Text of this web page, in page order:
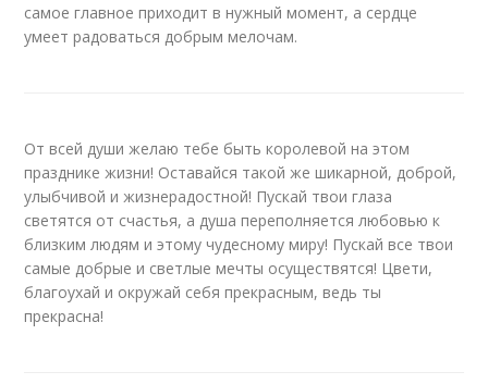
самое главное приходит в нужный момент, а сердце
умеет радоваться добрым мелочам.
От всей души желаю тебе быть королевой на этом
празднике жизни! Оставайся такой же шикарной, доброй,
улыбчивой и жизнерадостной! Пускай твои глаза
светятся от счастья, а душа переполняется любовью к
близким людям и этому чудесному миру! Пускай все твои
самые добрые и светлые мечты осуществятся! Цвети,
благоухай и окружай себя прекрасным, ведь ты
прекрасна!